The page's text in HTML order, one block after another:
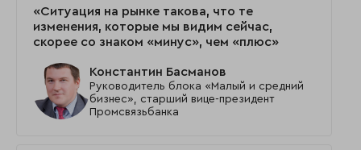
«Ситуация на рынке такова, что те
изменения, которые мы видим сейчас,
скорее со знаком «минус», чем «плюс»
Константин Басманов
Руководитель блока «Малый и средний
бизнес», старший вице-президент
Промсвязьбанка